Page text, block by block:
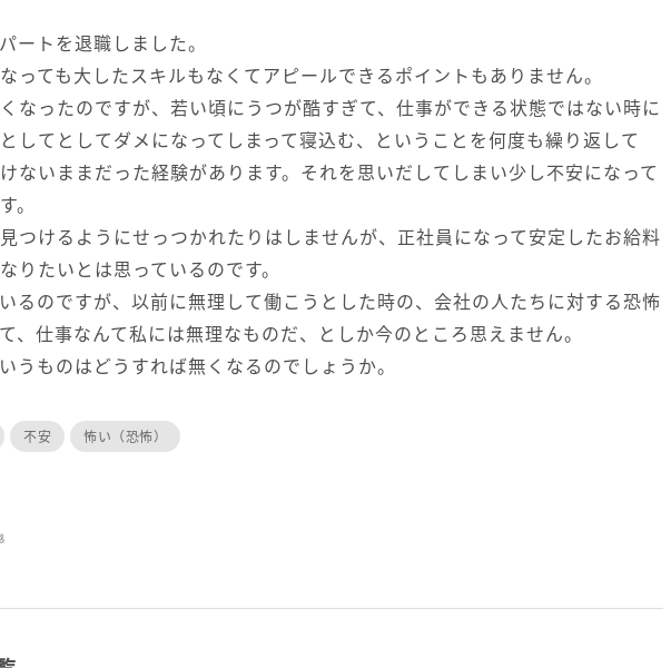
ートを退職しました。
っても大したスキルもなくてアピールできるポイントもありません。
なったのですが、若い頃にうつが酷すぎて、仕事ができる状態ではない時に
してとしてダメになってしまって寝込む、ということを何度も繰り返して
ないままだった経験があります。それを思いだしてしまい少し不安になって
。
つけるようにせっつかれたりはしませんが、正社員になって安定したお給料
りたいとは思っているのです。
るのですが、以前に無理して働こうとした時の、会社の人たちに対する恐怖
、仕事なんて私には無理なものだ、としか今のところ思えません。
うものはどうすれば無くなるのでしょうか。
不安 怖い（恐怖）